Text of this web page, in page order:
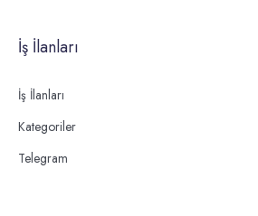
İş İlanları
İş İlanları
Kategoriler
Telegram